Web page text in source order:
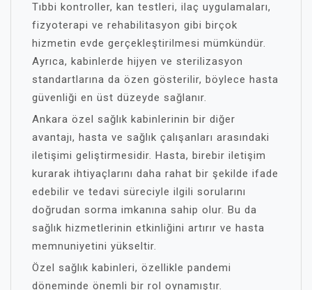
Tıbbi kontroller, kan testleri, ilaç uygulamaları,
fizyoterapi ve rehabilitasyon gibi birçok
hizmetin evde gerçekleştirilmesi mümkündür.
Ayrıca, kabinlerde hijyen ve sterilizasyon
standartlarına da özen gösterilir, böylece hasta
güvenliği en üst düzeyde sağlanır.
Ankara özel sağlık kabinlerinin bir diğer
avantajı, hasta ve sağlık çalışanları arasındaki
iletişimi geliştirmesidir. Hasta, birebir iletişim
kurarak ihtiyaçlarını daha rahat bir şekilde ifade
edebilir ve tedavi süreciyle ilgili sorularını
doğrudan sorma imkanına sahip olur. Bu da
sağlık hizmetlerinin etkinliğini artırır ve hasta
memnuniyetini yükseltir.
Özel sağlık kabinleri, özellikle pandemi
döneminde önemli bir rol oynamıştır.